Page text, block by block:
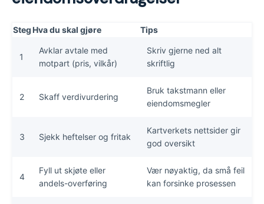
skilsmisse. Du bør være spesielt obs på
arv, ettersom mottakeren overtar
giverens skatteposisjon.
Vi anbefaler at du får en profesjonell
verdivurdering og hjelp fra fagfolk som
eiendomsmegler, takstmann og/eller
kompliserte saker som arveoppgjør eller
skilsmisse.
StegHva du skal gjøre Tips
1
Avklar avtale med
motpart (pris, vilkår)
Skriv gjerne ned alt
skriftlig
2 Skaff verdivurdering
Bruk takstmann eller
eiendomsmegler
3 Sjekk heftelser og fritak
Kartverkets nettsider gir
god oversikt
4
Fyll ut skjøte eller
andels-overføring
Vær nøyaktig, da små feil
kan forsinke prosessen